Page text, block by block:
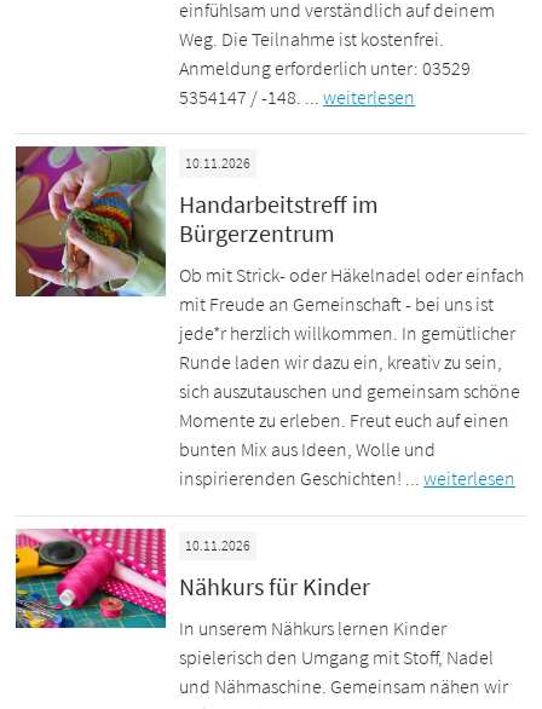
einfühlsam und verständlich auf deinem
Weg. Die Teilnahme ist kostenfrei.
Anmeldung erforderlich unter: 03529
5354147 / -148. ...weiterlesen
10.11.2026
Handarbeitstreff im
Bürgerzentrum
Ob mit Strick- oder Häkelnadel oder einfach
mit Freude an Gemeinschaft - bei uns ist
jede*r herzlich willkommen. In gemütlicher
Runde laden wir dazu ein, kreativ zu sein,
sich auszutauschen und gemeinsam schöne
Momente zu erleben. Freut euch auf einen
bunten Mix aus Ideen, Wolle und
inspirierenden Geschichten! ...weiterlesen
10.11.2026
Nähkurs für Kinder
In unserem Nähkurs lernen Kinder
spielerisch den Umgang mit Stoff, Nadel
und Nähmaschine. Gemeinsam nähen wir